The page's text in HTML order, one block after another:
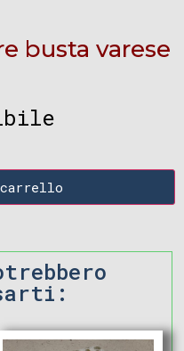
busta varese